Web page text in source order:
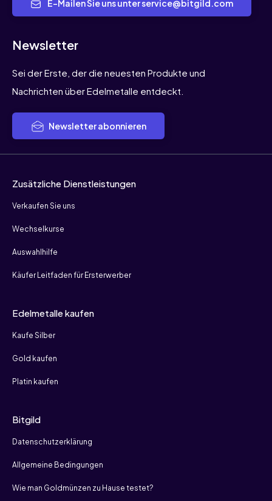
E-Mailen Sie uns unter service@bitgild.com
Newsletter
Sei der Erste, der die neuesten Produkte und
Nachrichten über Edelmetalle entdeckt.
Newsletter abonnieren
Zusätzliche Dienstleistungen
Verkaufen Sie uns
Wechselkurse
Auswahlhilfe
Käufer Leitfaden für Ersterwerber
Edelmetalle kaufen
Kaufe Silber
Gold kaufen
Platin kaufen
Bitgild
Datenschutzerklärung
Allgemeine Bedingungen
Wie man Goldmünzen zu Hause testet?